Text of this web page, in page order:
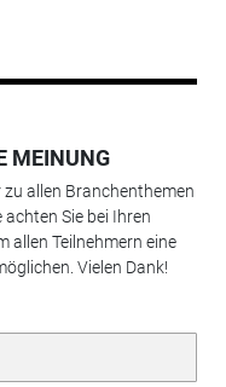
MEINUNG
allen Branchenthemen
Sie bei Ihren
allen Teilnehmern eine
Vielen Dank!